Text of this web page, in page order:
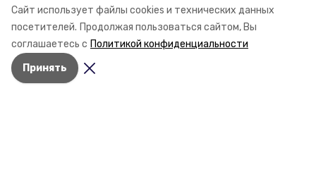
Сайт использует файлы cookies и технических данных
посетителей. Продолжая пользоваться сайтом, Вы
соглашаетесь с Политикой конфиденциальности
Принять
под открытым небом, когда гитлеровцы заняли их
дом. Чем запомнились эти дни, как выживали после
и чем Пётр помог ракетным войскам — в новом
материале спецпроекта «Победы26» «Дети
Великой Отечественной».